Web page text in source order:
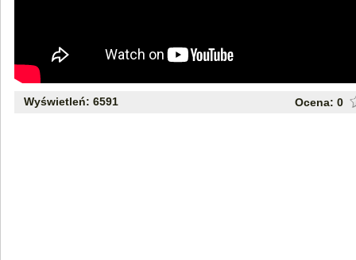
Wyświetleń: 6591 Ocena: 0